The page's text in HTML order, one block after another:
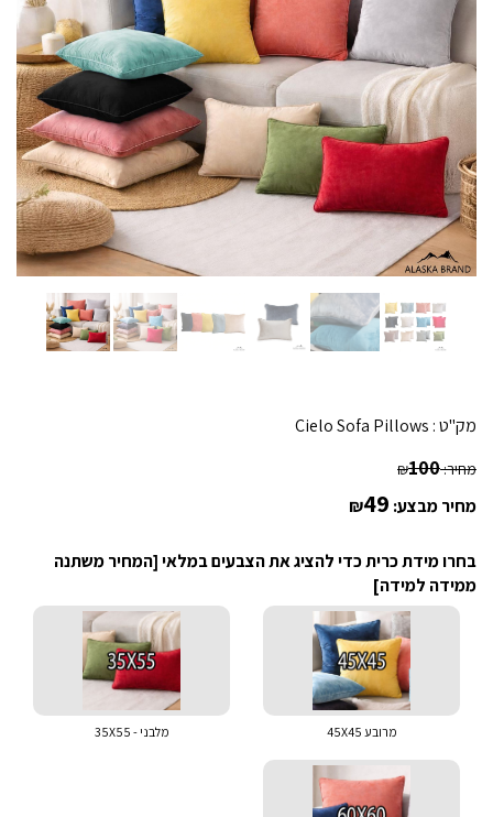
מק"ט : Cielo Sofa Pillows
מחיר: ₪100
מחיר מבצע: ₪49
בחרו מידת כרית כדי להציג את הצבעים במלאי [המחיר משתנה
ממידה למידה]
מרובע 45X45 מלבני - 35X55